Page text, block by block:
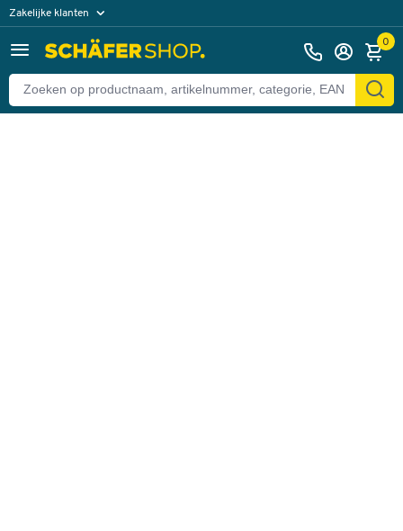
Zakelijke klanten
Particuliere klanten 0
Terug